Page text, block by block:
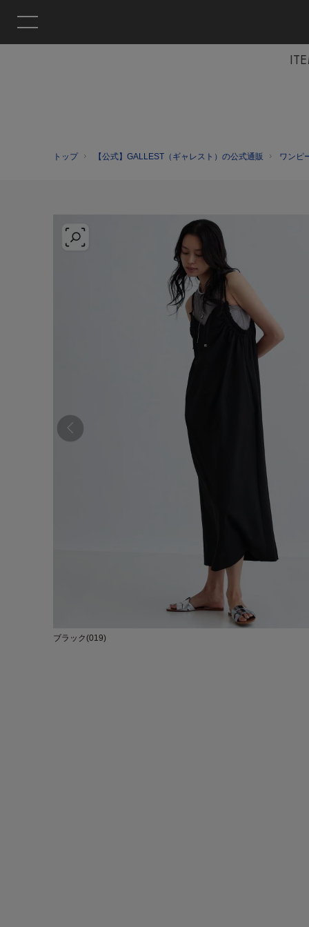
トップ 【公式】GALLEST（ギャレスト）の公式通販 ワンピ
ブラック(019)